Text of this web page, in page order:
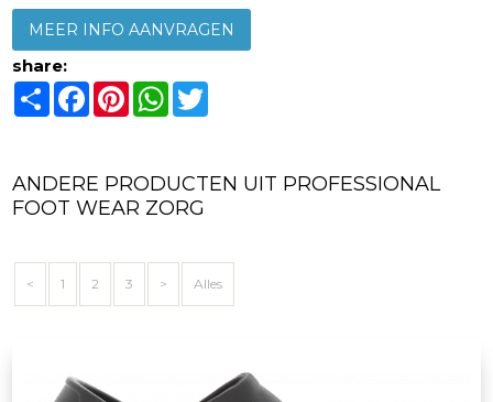
MEER INFO AANVRAGEN
share:
ShareFacebook
PinterestWhatsApp
ANDERE PRODUCTEN UIT PROFESSIONAL
FOOT WEAR ZORG
< 1 2 3 > Alles